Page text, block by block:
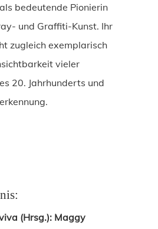
bedeutende Pionierin
und Graffiti-Kunst. Ihr
zugleich exemplarisch
vieler
20. Jahrhunderts und
(Hrsg.): Maggy